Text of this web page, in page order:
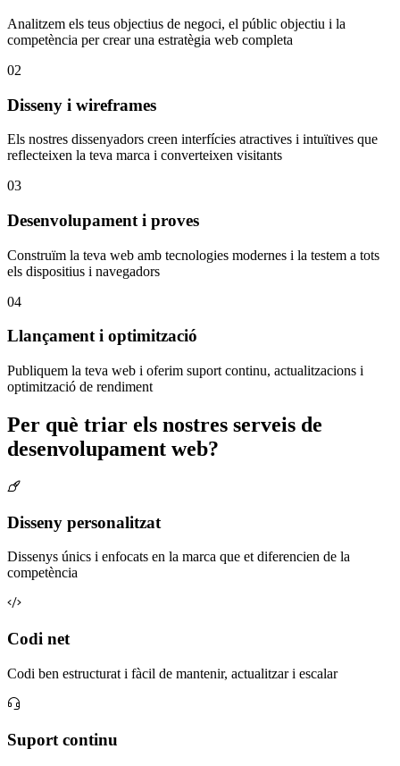
Analitzem els teus objectius de negoci, el públic objectiu i la
competència per crear una estratègia web completa
02
Disseny i wireframes
Els nostres dissenyadors creen interfícies atractives i intuïtives que
reflecteixen la teva marca i converteixen visitants
03
Desenvolupament i proves
Construïm la teva web amb tecnologies modernes i la testem a tots
els dispositius i navegadors
04
Llançament i optimització
Publiquem la teva web i oferim suport continu, actualitzacions i
optimització de rendiment
Per què triar els nostres serveis de
desenvolupament web?
Disseny personalitzat
Dissenys únics i enfocats en la marca que et diferencien de la
competència
Codi net
Codi ben estructurat i fàcil de mantenir, actualitzar i escalar
Suport continu